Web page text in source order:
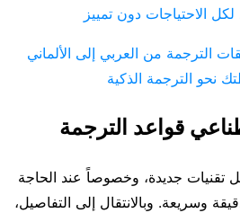
الاحتياجات دون تمييز
الترجمة من العربي إلى الألماني
نحو الترجمة الذكية
قواعد الترجمة
تقنيات جديدة، وخصوصاً عند الحاجة
وسريعة. وبالانتقال إلى التفاصيل،